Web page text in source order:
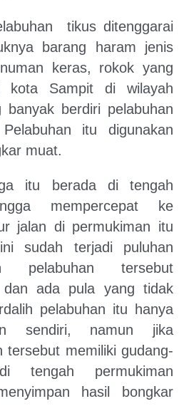
tikus ditenggarai
barang haram jenis
keras, rokok yang
kota Sampit di wilayah
banyak berdiri pelabuhan
itu digunakan
muat.
itu berada di tengah
mempercepat ke
jalan di permukiman itu
sudah terjadi puluhan
pelabuhan tersebut
ada pula yang tidak
pelabuhan itu hanya
sendiri, namun jika
tersebut memiliki gudang-
tengah permukiman
hasil bongkar